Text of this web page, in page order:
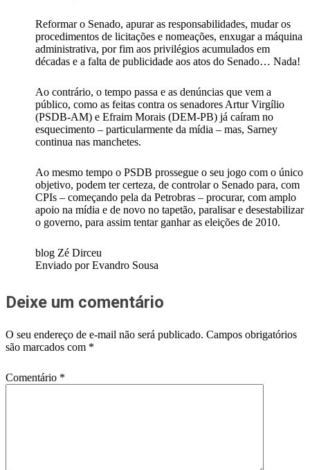
Reformar o Senado, apurar as responsabilidades, mudar os
procedimentos de licitações e nomeações, enxugar a máquina
administrativa, por fim aos privilégios acumulados em
décadas e a falta de publicidade aos atos do Senado… Nada!
Ao contrário, o tempo passa e as denúncias que vem a
público, como as feitas contra os senadores Artur Virgílio
(PSDB-AM) e Efraim Morais (DEM-PB) já caíram no
esquecimento – particularmente da mídia – mas, Sarney
continua nas manchetes.
Ao mesmo tempo o PSDB prossegue o seu jogo com o único
objetivo, podem ter certeza, de controlar o Senado para, com
CPIs – começando pela da Petrobras – procurar, com amplo
apoio na mídia e de novo no tapetão, paralisar e desestabilizar
o governo, para assim tentar ganhar as eleições de 2010.
blog Zé Dirceu
Enviado por Evandro Sousa
Deixe um comentário
O seu endereço de e-mail não será publicado. Campos obrigatórios
são marcados com *
Comentário *